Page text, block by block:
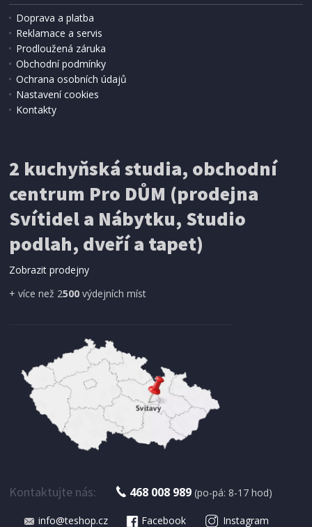
199 Kč Přidat do košíku
SÍŤ PROTI HMYZU
ProGarden KO-CY5910600 Síť proti hmyzu do
dveří magnetická 210 x 100 cm
Doprava a platba
Reklamace a servis
Prodloužená záruka
Obchodní podmínky
Ochrana osobních údajů
Nastavení cookies
Kontakty
2 kuchyňská studia, obchodní
centrum Pro DŮM (prodejna
Svítidel a Nábytku, Studio
podlah, dveří a tapet)
Zobrazit prodejny
+ více než 2500 výdejních míst
Kontaktujte nás: 468 008 989 (po-pá: 8-17 hod)
info@teshop.cz Facebook Instagram